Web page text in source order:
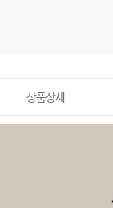
상품상세